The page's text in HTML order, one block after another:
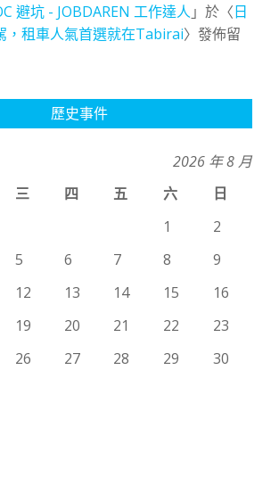
避坑 - JOBDAREN 工作達人 」於〈日
，租車人氣首選就在Tabirai〉發佈留
歷史事件
2026 年 8 月
三 四 五 六
日
1
2
5 6 7 8
9
12 13 14 15
16
19 20 21 22
23
26 27 28 29
30